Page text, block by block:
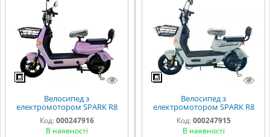
Велосипед з
електромотором SPARK R8
14" 60V/800W/20Ah LiFePO4
бузковий
Код: 000247916
В наявності
Велосипед з
електромотором SPARK R8
14" 60V/800W/20Ah LiFePO4
світло-сірий
Код: 000247915
В наявності